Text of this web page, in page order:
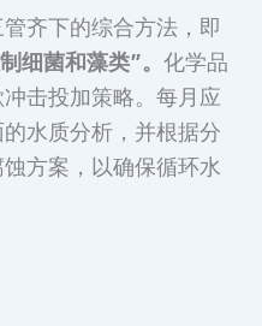
齐下的综合方法，即
细菌和藻类”。 化学品
击投加策略。每月应
水质分析，并根据分
方案，以确保循环水